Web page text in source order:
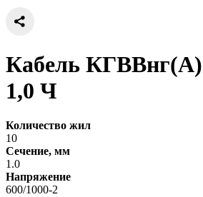
Кабель
1,0 Ч
Количество жил
10
Сечение, мм
1.0
Напряжение
600/1000-2